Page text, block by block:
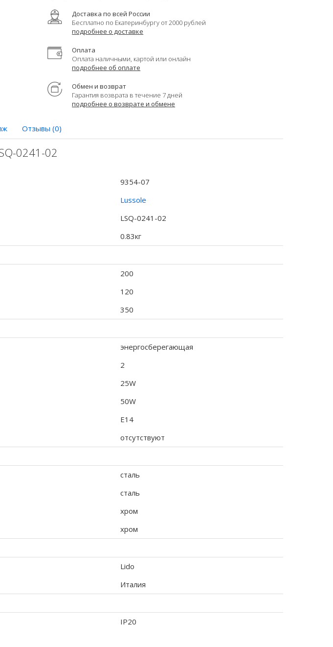
Доставка по всей России
Бесплатно по Екатеринбургу от 2000 рублей
подробнее о доставке
Оплата
Оплата наличными, картой или онлайн
подробнее об оплате
Обмен и возврат
Гарантия возврата в течение 7 дней
подробнее о возврате и обмене
Отзывы (0)
0241-02
9354-07
Lussole
LSQ-0241-02
0.83кг
200
120
350
энергосберегающая
2
25W
50W
E14
отсутствуют
сталь
сталь
хром
хром
Lido
Италия
IP20